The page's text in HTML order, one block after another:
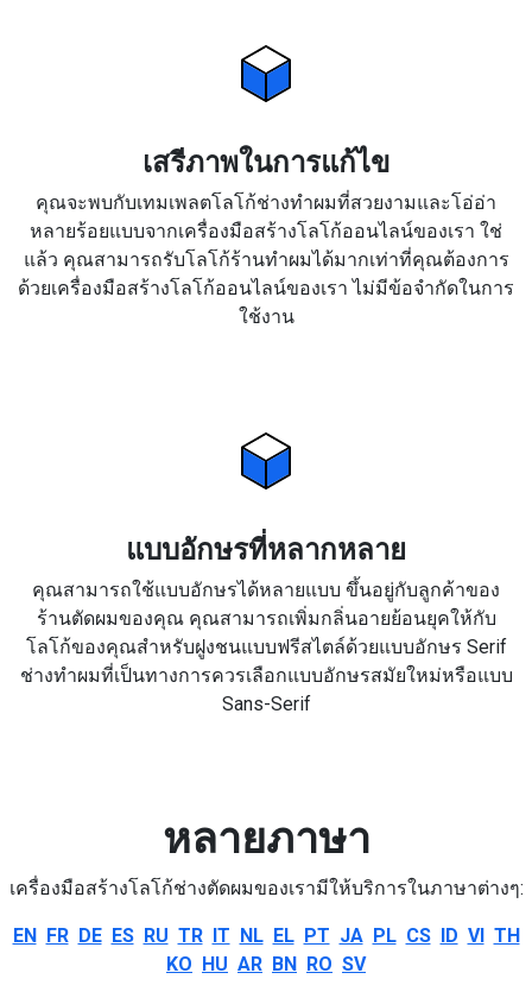
เสรีภาพในการแก้ไข
คุณจะพบกับเทมเพลตโลโก้ช่างทำผมที่สวยงามและโอ่อ่า
หลายร้อยแบบจากเครื่องมือสร้างโลโก้ออนไลน์ของเรา ใช่
แล้ว คุณสามารถรับโลโก้ร้านทำผมได้มากเท่าที่คุณต้องการ
ด้วยเครื่องมือสร้างโลโก้ออนไลน์ของเรา ไม่มีข้อจำกัดในการ
ใช้งาน
แบบอักษรที่หลากหลาย
คุณสามารถใช้แบบอักษรได้หลายแบบ ขึ้นอยู่กับลูกค้าของ
ร้านตัดผมของคุณ คุณสามารถเพิ่มกลิ่นอายย้อนยุคให้กับ
โลโก้ของคุณสำหรับฝูงชนแบบฟรีสไตล์ด้วยแบบอักษร Serif
ช่างทำผมที่เป็นทางการควรเลือกแบบอักษรสมัยใหม่หรือแบบ
Sans-Serif
หลายภาษา
เครื่องมือสร้างโลโก้ช่างตัดผมของเรามีให้บริการในภาษาต่างๆ:
EN FR DE ES RU TR IT NL EL PT JA PL CS ID VI TH
KO HU AR BN RO SV